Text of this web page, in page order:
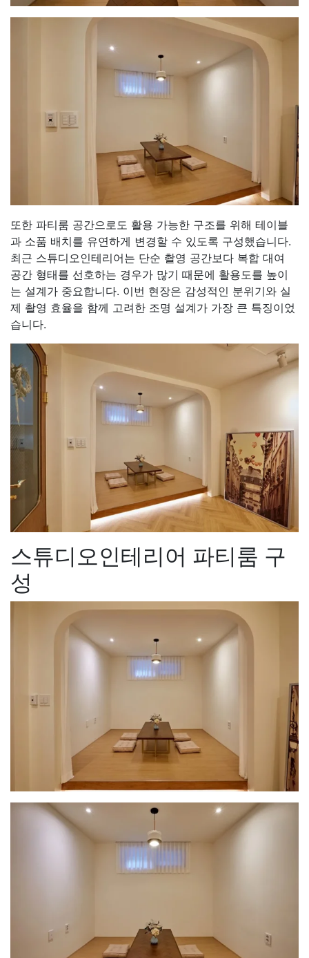
또한 파티룸 공간으로도 활용 가능한 구조를 위해 테이블
과 소품 배치를 유연하게 변경할 수 있도록 구성했습니다.
최근 스튜디오인테리어는 단순 촬영 공간보다 복합 대여
공간 형태를 선호하는 경우가 많기 때문에 활용도를 높이
는 설계가 중요합니다. 이번 현장은 감성적인 분위기와 실
제 촬영 효율을 함께 고려한 조명 설계가 가장 큰 특징이었
습니다.
스튜디오인테리어 파티룸 구
성